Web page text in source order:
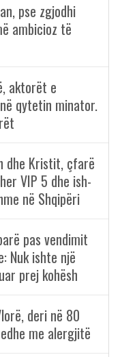
pse zgjodhi
ambicioz të
aktorët e
qytetin minator.
dhe Kristit, çfarë
VIP 5 dhe ish-
në Shqipëri
pas vendimit
Nuk ishte një
prej kohësh
deri në 80
me alergjitë